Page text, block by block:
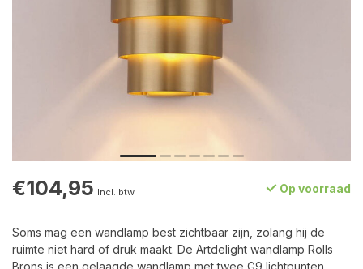
€104,95 Incl. btw Op voorraad
Soms mag een wandlamp best zichtbaar zijn, zolang hij de
ruimte niet hard of druk maakt. De Artdelight wandlamp Rolls
Brons is een gelaagde wandlamp met twee G9 lichtpunten,